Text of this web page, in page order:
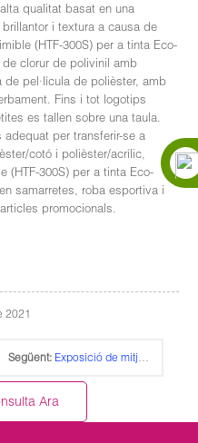
qualitat basat en una
i textura a causa de
(HTF-300S) per a tinta Eco-
clorur de polivinil amb
pel·lícula de polièster, amb
Fins i tot logotips
es tallen sobre una taula.
per transferir-se a
cotó i polièster/acrílic,
(HTF-300S) per a tinta Eco-
samarretes, roba esportiva i
promocionals.
2021
Següent: Exposició de mitjans de comunicació NOVA DELHI 2019
Ara